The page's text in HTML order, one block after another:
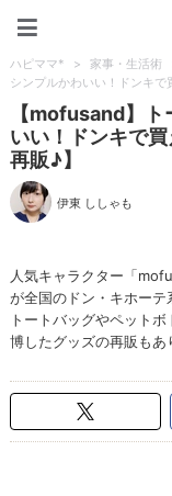
ハピママ* > 家事・生活術
シンプルかわいい！ドンキで
【mofusand】
いい！ドンキで
再販♪】
伊東 ししゃも
人気キャラクター「
が全国のドン・キホーテ
トートバッグやペット
博したグッズの再販もあ